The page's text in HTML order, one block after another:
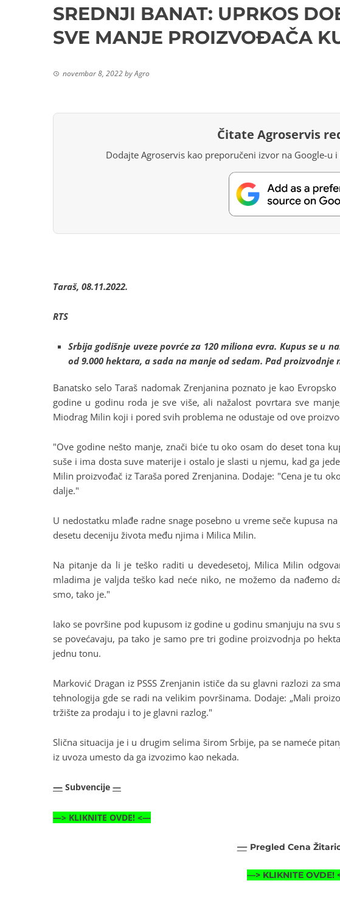
SREDNJI BANAT: UPRKOS
SVE MANJE PROIZVOĐAČA
novembar 8, 2022byAgro
Čitate Agroservis
Dodajte Agroservis kao preporučeni izvor na Google-u
Taraš, 08.11.2022.
RTS
Srbija godišnje uveze povrće za 120 miliona evra. Kupus se u
od 9.000 hektara, a sada na manje od sedam. Pad
Banatsko selo Taraš nadomak Zrenjanina poznato je kao
godine u godinu roda je sve više, ali nažalost povrtara sve
Miodrag Milin koji i pored svih problema ne odustaje od ove
"Ove godine nešto manje, znači biće tu oko osam do deset tona
suše i ima dosta suve materije i ostalo je slasti u njemu, kad ga
Milin proizvođač iz Taraša pored Zrenjanina. Dodaje: "Cena je tu
dalje."
U nedostatku mlađe radne snage posebno u vreme seče kupusa
desetu deceniju života među njima i Milica Milin.
Na pitanje da li je teško raditi u devedesetoj, Milica Milin
mladima je valjda teško kad neće niko, ne možemo da nađemo
smo, tako je."
Iako se površine pod kupusom iz godine u godinu smanjuju na
se povećavaju, pa tako je samo pre tri godine proizvodnja po
jednu tonu.
Marković Dragan iz PSSS Zrenjanin ističe da su glavni razlozi za
tehnologija gde se radi na velikim površinama. Dodaje: „Mali
tržište za prodaju i to je glavni razlog."
Slična situacija je i u drugim selima širom Srbije, pa se nameće
iz uvoza umesto da ga izvozimo kao nekada.
— Subvencije —
—> KLIKNITE OVDE! <—
— Pregled Cena
—> KLIKNITE OVDE!